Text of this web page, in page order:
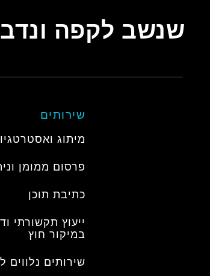
שנשב לקפה
שירותים
מיתוג
פרסום ממומן
כתיבת תוכן
ייעוץ תקשורתי
במיקור חוץ
שירותים נלווים